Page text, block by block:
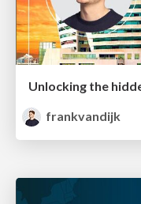
frankvandijk